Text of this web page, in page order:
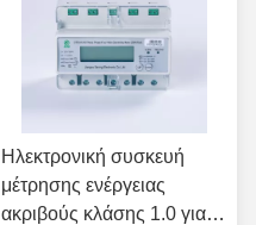
Ηλεκτρονική συσκευή
μέτρησης ενέργειας
ακριβούς κλάσης 1.0 για